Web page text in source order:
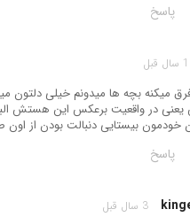
پاسخ
1 سال قبل
در واقعیت برعکس این هستش
خودمون بیستایی دنبالت بودن از اون
پاسخ
3 سال قبل